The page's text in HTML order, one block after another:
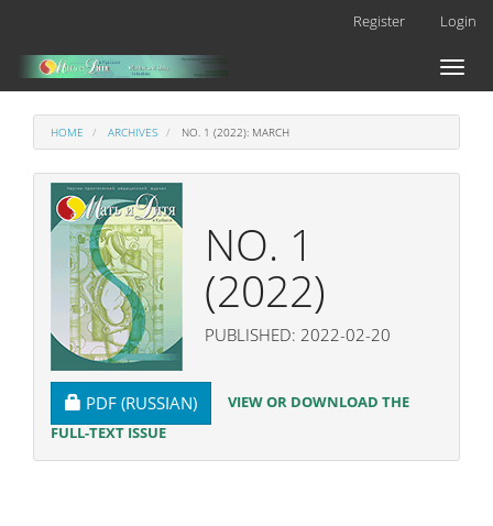
Main
Content
Register Login
Toggle
HOME ARCHIVES NO. 1 (2022): MARCH
NO. 1
(2022)
PUBLISHED: 2022-02-20
REQUIRES SUBSCRIPTION
PDF (RUSSIAN)
VIEW OR DOWNLOAD THE
FULL-TEXT ISSUE